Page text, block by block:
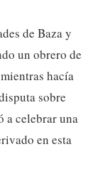
de Baza y
un obrero de
hacía
sobre
a celebrar una
en esta